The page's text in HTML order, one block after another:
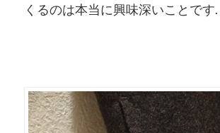
くるのは本当に興味深いことです.